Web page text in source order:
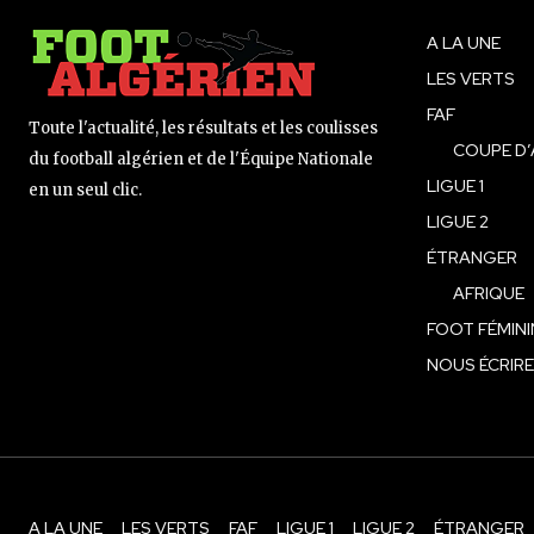
Toute l'actualité, les résultats et les coulisses
du football algérien et de l'Équipe Nationale
en un seul clic.
A LA UNE
LES VERTS
FAF
COUPE
LIGUE 1
LIGUE 2
ÉTRANGER
AFRIQUE
FOOT
NOUS ÉCRIRE
A LA UNE LES VERTS FAF LIGUE 1 LIGUE 2 ÉTRANGER